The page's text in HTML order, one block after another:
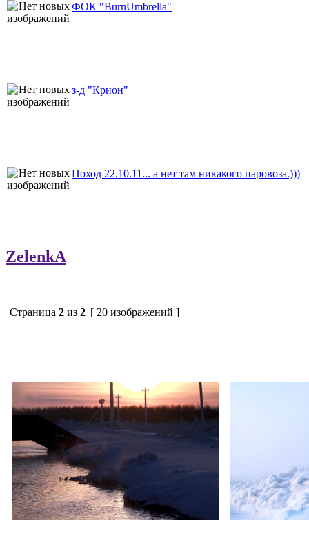
ФОК "BurnUmbrella"
з-д "Крион"
Поход 22.10.11... а нет там никакого паровоза.)))
ZelenkA
Страница 2 из 2 [ 20 изображений ]